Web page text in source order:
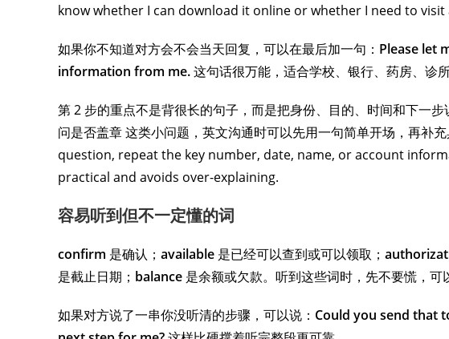
know whether I can download it online or whether I need to
如果你不知道对方会不会当天回复，可以在最后加一句： Please let
information from me.这句话很万能，适合学校、银行、药房、诊
第 2 步的重点不是背很长的句子，而是把身份、目的、时间和下一步
问是否盖章 这类小问题，英文沟通时可以先用一句简单开场，再
question, repeat the key number, date, name, or account
practical and avoids over-explaining.
容易听到但不一定懂的词
confirm 是确认； available 是已经可以查到或可以领取；
是截止日期； balance 是余额或欠款。听到这些词时，先不要慌，可
如果对方说了一串你没听清的步骤，可以说： Could you send that